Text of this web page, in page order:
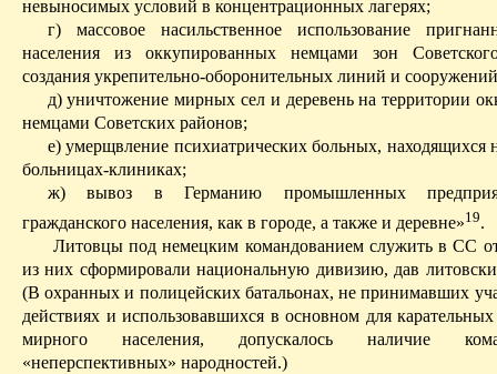
невыносимых условий в концентрационных лагерях;
г) массовое насильственное использование
населения из оккупированных немцами зон
создания укрепительно-оборонительных линий и
д) уничтожение мирных сел и деревень на территории
немцами Советских районов;
е) умерщвление психиатрических больных, находящихся
больницах-клиниках;
ж) вывоз в Германию промышленных
гражданского населения, как в городе, а также и деревне»19.
Литовцы под немецким командованием служить в СС
из них сформировали национальную дивизию, дав
(В охран­ных и полицейских батальонах, не принимавших
действиях и использовавшихся в основном для
мирного населения, допускалось наличие
«неперспективных» народностей.)